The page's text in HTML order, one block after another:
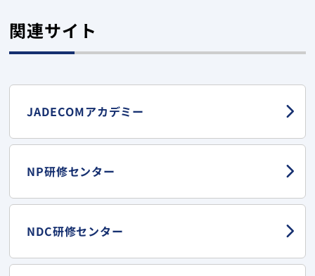
関連サイト
JADECOMアカデミー
NP研修センター
NDC研修センター